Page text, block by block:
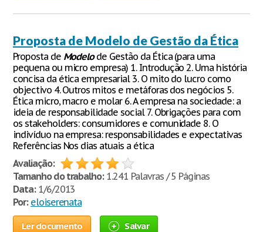
Proposta de Modelo de Gestão da Ética
Proposta de Modelode Gestão da Ética (para uma
pequena ou micro empresa) 1. Introdução 2. Uma história
concisa da ética empresarial 3. O mito do lucro como
objectivo 4. Outros mitos e metáforas dos negócios 5.
Ética micro, macro e molar 6. A empresa na sociedade: a
ideia de responsabilidade social 7. Obrigações para com
os stakeholders: consumidores e comunidade 8. O
indivíduo na empresa: responsabilidades e expectativas
Referências Nos dias atuais a ética
Avaliação:
Tamanho do trabalho:1.241 Palavras / 5 Páginas
Data:1/6/2013
Por: eloiserenata
Ler documento Salvar